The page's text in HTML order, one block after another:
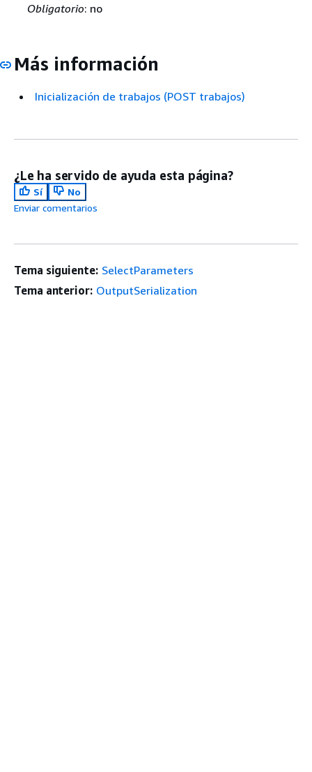
Obligatorio: no
Más información
Inicialización de trabajos (POST trabajos)
¿Le ha servido de ayuda esta página?
Sí
No
Enviar comentarios
Tema siguiente: SelectParameters
Tema anterior: OutputSerialization